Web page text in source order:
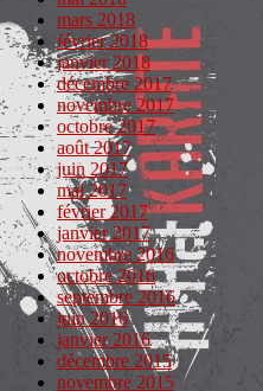
mars 2018
février 2018
janvier 2018
décembre 2017
novembre 2017
octobre 2017
août 2017
juin 2017
mai 2017
février 2017
janvier 2017
novembre 2016
octobre 2016
septembre 2016
juin 2016
janvier 2016
décembre 2015
novembre 2015